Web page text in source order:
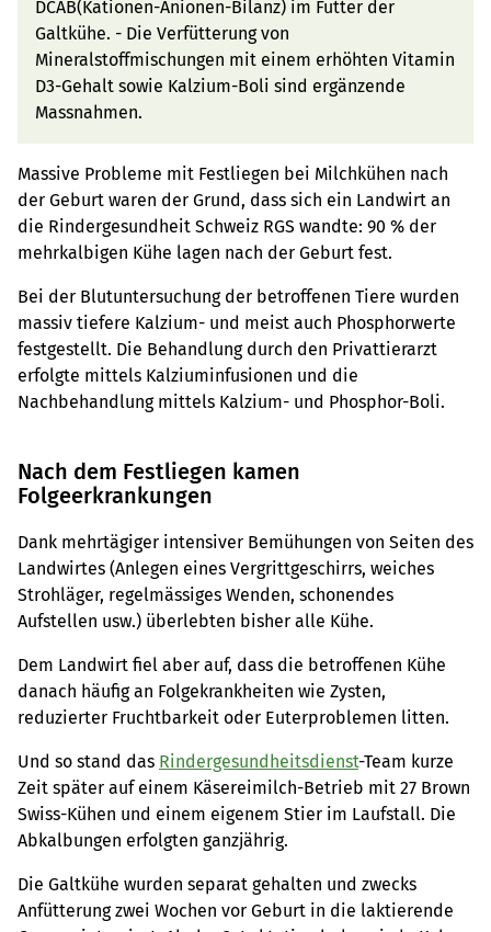
DCAB(Kationen-Anionen-Bilanz) im Futter der
Galtkühe. - Die Verfütterung von
Mineralstoffmischungen mit einem erhöhten Vitamin
D3-Gehalt sowie Kalzium-Boli sind ergänzende
Massnahmen.
Massive Probleme mit Festliegen bei Milchkühen nach
der Geburt waren der Grund, dass sich ein Landwirt an
die Rindergesundheit Schweiz RGS wandte: 90 % der
mehrkalbigen Kühe lagen nach der Geburt fest.
Bei der Blutuntersuchung der betroffenen Tiere wurden
massiv tiefere Kalzium- und meist auch Phosphorwerte
festgestellt. Die Behandlung durch den Privattierarzt
erfolgte mittels Kalziuminfusionen und die
Nachbehandlung mittels Kalzium- und Phosphor-Boli.
Nach dem Festliegen kamen
Folgeerkrankungen
Dank mehrtägiger intensiver Bemühungen von Seiten des
Landwirtes (Anlegen eines Vergrittgeschirrs, weiches
Strohläger, regelmässiges Wenden, schonendes
Aufstellen usw.) überlebten bisher alle Kühe.
Dem Landwirt fiel aber auf, dass die betroffenen Kühe
danach häufig an Folgekrankheiten wie Zysten,
reduzierter Fruchtbarkeit oder Euterproblemen litten.
Und so stand das Rindergesundheitsdienst-Team kurze
Zeit später auf einem Käsereimilch-Betrieb mit 27 Brown
Swiss-Kühen und einem eigenem Stier im Laufstall. Die
Abkalbungen erfolgten ganzjährig.
Die Galtkühe wurden separat gehalten und zwecks
Anfütterung zwei Wochen vor Geburt in die laktierende